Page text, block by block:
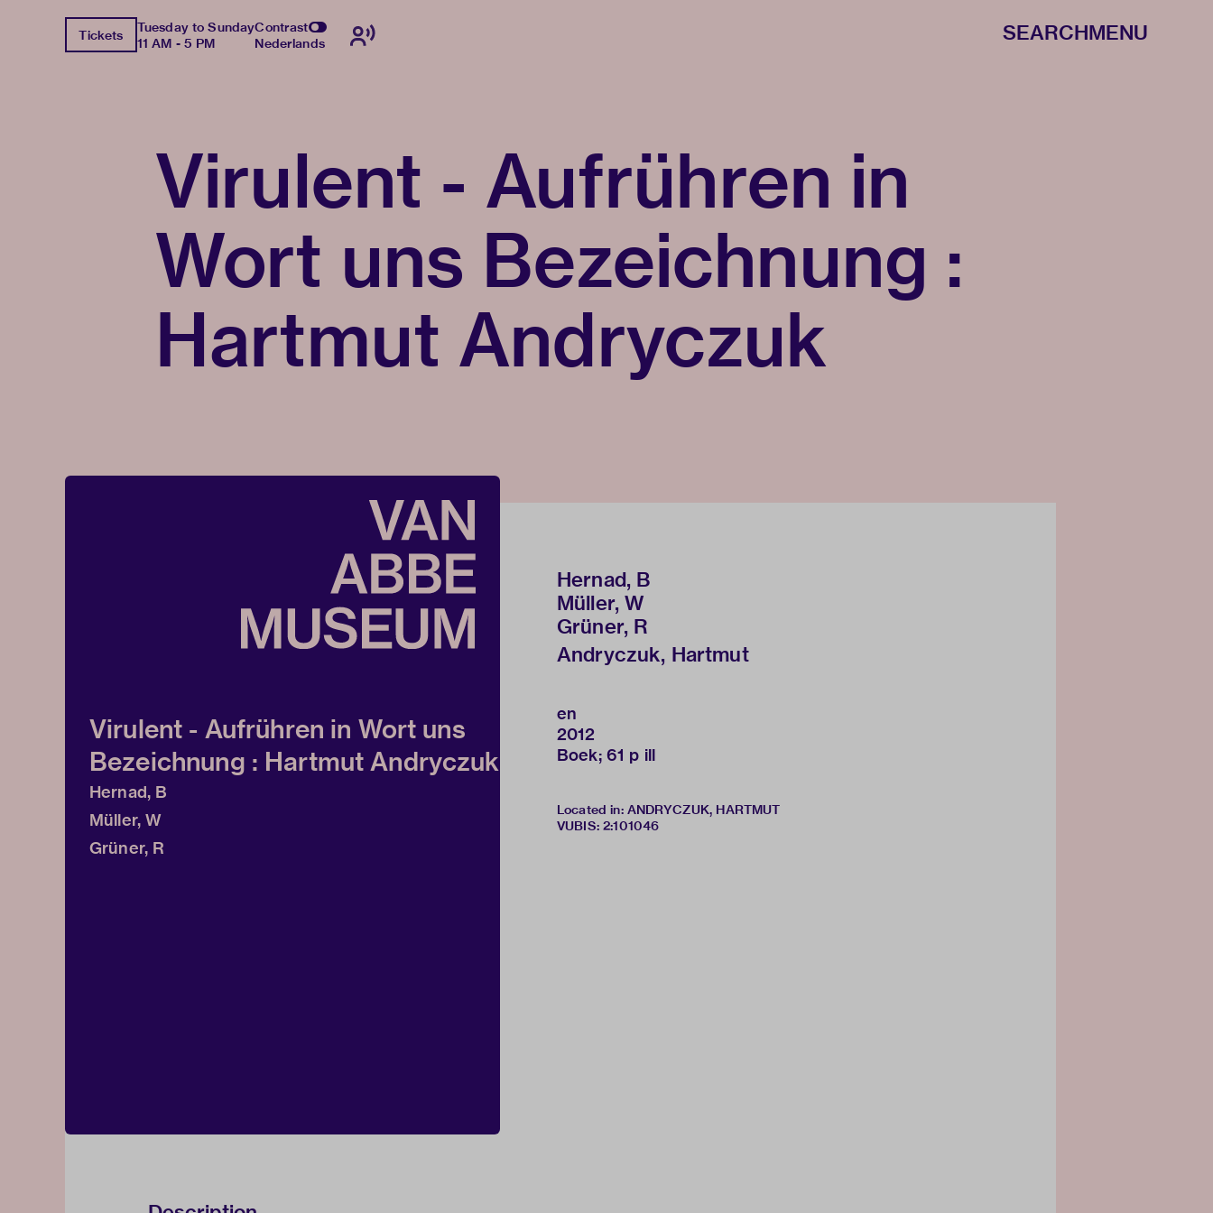
Tickets
Tuesday to Sunday
11 AM - 5 PM
Contrast
Nederlands
SEARCHMENU
Virulent - Aufrühren in
Wort uns Bezeichnung :
Hartmut Andryczuk
Virulent - Aufrühren in Wort uns
Bezeichnung : Hartmut Andryczuk
Hernad, B
Müller, W
Grüner, R
Hernad, B
Müller, W
Grüner, R
Andryczuk, Hartmut
en
2012
Boek; 61 p ill
Located in: ANDRYCZUK, HARTMUT
VUBIS: 2:101046